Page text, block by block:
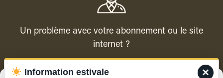
Un problème avec votre abonnement ou le site
internet ?
Contacter le service client ×
Information estivale